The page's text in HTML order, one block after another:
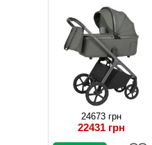
дождевиком
24673 грн
22431 грн